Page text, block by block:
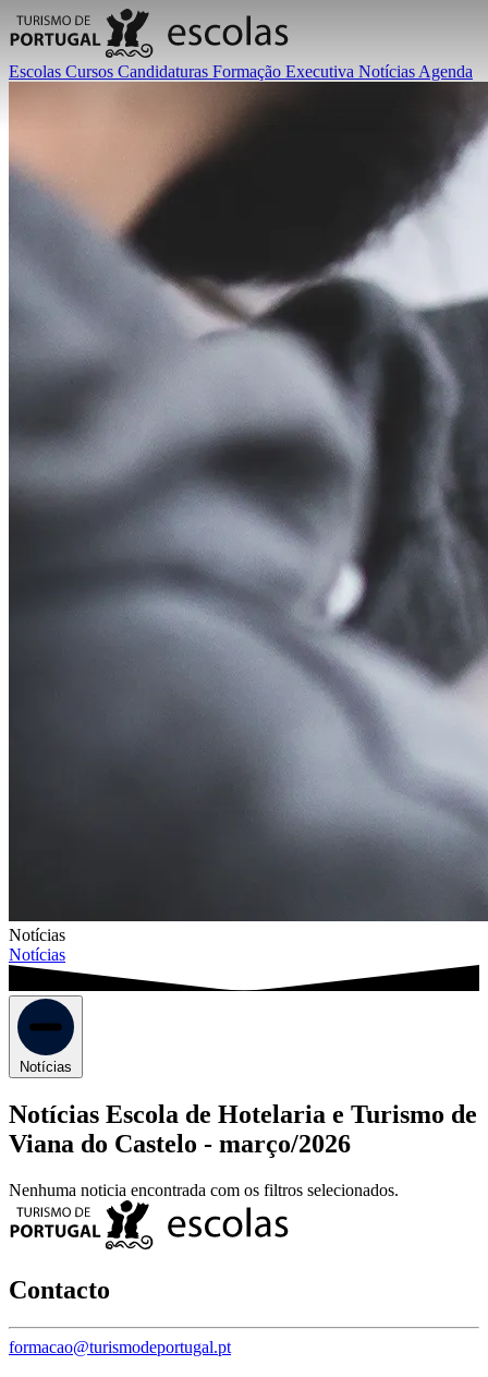
Escolas Cursos Candidaturas Formação Executiva Notícias Agenda
Notícias
Notícias
Notícias
Notícias Escola de Hotelaria e Turismo de
Viana do Castelo - março/2026
Nenhuma noticia encontrada com os filtros selecionados.
Contacto
formacao@turismodeportugal.pt